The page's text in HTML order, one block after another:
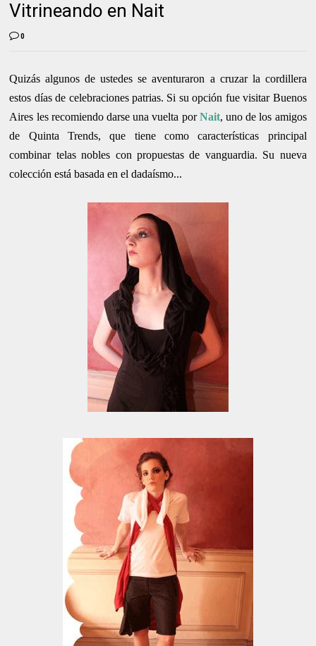
Vitrineando en Nait
0
Quizás algunos de ustedes se aventuraron a cruzar la cordillera
estos días de celebraciones patrias. Si su opción fue visitar Buenos
Aires les recomiendo darse una vuelta porNait, uno de los amigos
de Quinta Trends, que tiene como características principal
combinar telas nobles con propuestas de vanguardia. Su nueva
colección está basada en el dadaísmo...